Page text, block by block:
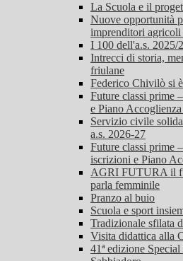
La Scuola e il
Nuove opportunità
imprenditori
I 100 dell'a.s. 2025/
Intrecci di storia,
friulane
Federico Chivilò si
Future classi prime
e Piano
Servizio civile
a.s. 2026-27
Future classi prime
iscrizioni e Piano
AGRI FUTURA il
parla femminile
Pranzo al buio
Scuola e sport
Tradizionale sfilata
Visita didattica alla
41ª edizione